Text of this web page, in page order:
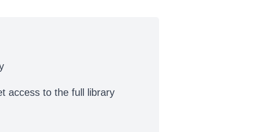
access to the full library